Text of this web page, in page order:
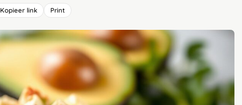
Kopieer link Print